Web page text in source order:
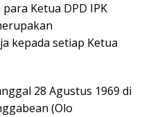
Ketua DPD IPK
kepada setiap Ketua
28 Agustus 1969 di
(Olo